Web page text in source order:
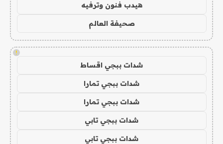
هيدب فنون وترفيه
صحيفة العالم
!
شدات ببجي اقساط
شدات ببجي تمارا
شدات ببجي تمارا
شدات ببجي تابي
شدات ببجي تابي